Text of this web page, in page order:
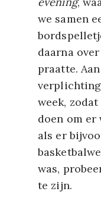
we samen
daarna
praatte.
week,
doen om er
als er
was,
te zijn.